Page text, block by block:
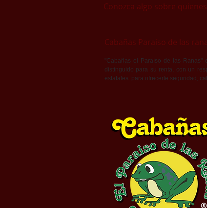
Conozca algo sobre
Cabañas Paraíso de las
"Cabañas el Paraíso de las Ranas"
distinguido para su renta, con un
estatales. para ofrecerle seguridad,